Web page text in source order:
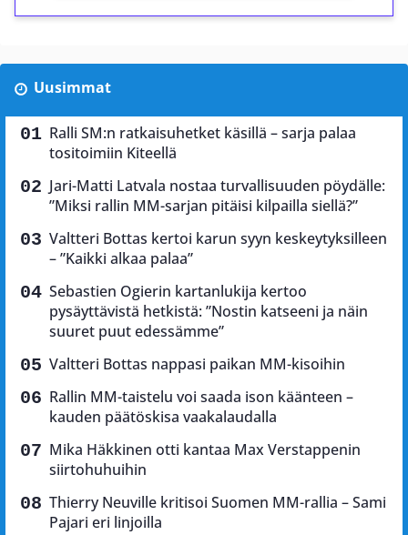
Uusimmat
Ralli SM:n ratkaisuhetket käsillä – sarja palaa
tositoimiin Kiteellä
Jari-Matti Latvala nostaa turvallisuuden pöydälle:
”Miksi rallin MM-sarjan pitäisi kilpailla siellä?”
Valtteri Bottas kertoi karun syyn keskeytyksilleen
– ”Kaikki alkaa palaa”
Sebastien Ogierin kartanlukija kertoo
pysäyttävistä hetkistä: ”Nostin katseeni ja näin
suuret puut edessämme”
Valtteri Bottas nappasi paikan MM-kisoihin
Rallin MM-taistelu voi saada ison käänteen –
kauden päätöskisa vaakalaudalla
Mika Häkkinen otti kantaa Max Verstappenin
siirtohuhuihin
Thierry Neuville kritisoi Suomen MM-rallia – Sami
Pajari eri linjoilla